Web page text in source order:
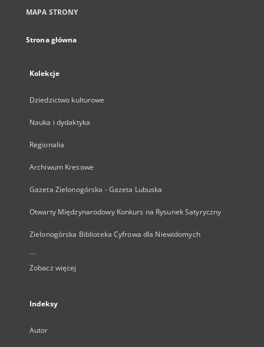
MAPA STRONY
Strona główna
Kolekcje
Dziedzictwo kulturowe
Nauka i dydaktyka
Regionalia
Archiwum Kresowe
Gazeta Zielonogórska - Gazeta Lubuska
Otwarty Międzynarodowy Konkurs na Rysunek Satyryczny
Zielonogórska Biblioteka Cyfrowa dla Niewidomych
...
Zobacz więcej
Indeksy
Autor